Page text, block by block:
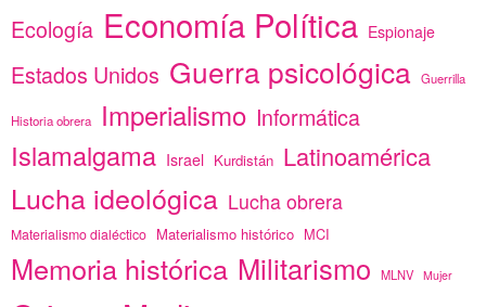
Ecología Economía Política Espionaje
Estados Unidos Guerra psicológica Guerrilla
Historia obrera Imperialismo Informática
Islamalgama Israel Kurdistán Latinoamérica
Lucha ideológica Lucha obrera
Materialismo dialéctico Materialismo histórico MCI
Memoria histórica Militarismo MLNV Mujer